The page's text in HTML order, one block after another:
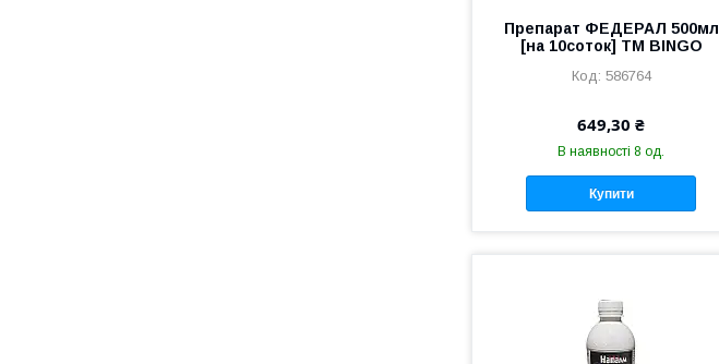
Препарат ФЕДЕРАЛ 500мл
[на 10соток] ТМ BINGO
586764
649,30 ₴
В наявності 8 од.
Купити